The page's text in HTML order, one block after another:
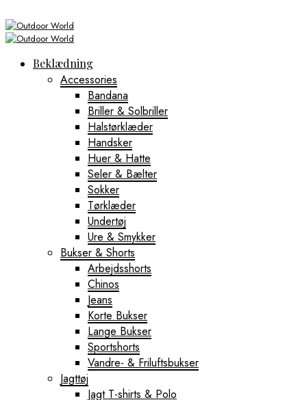
Beklædning
Accessories
Bandana
Briller & Solbriller
Halstørklæder
Handsker
Huer & Hatte
Seler & Bælter
Sokker
Tørklæder
Undertøj
Ure & Smykker
Bukser & Shorts
Arbejdsshorts
Chinos
Jeans
Korte Bukser
Lange Bukser
Sportshorts
Vandre- & Friluftsbukser
Jagttøj
Jagt T-shirts & Polo